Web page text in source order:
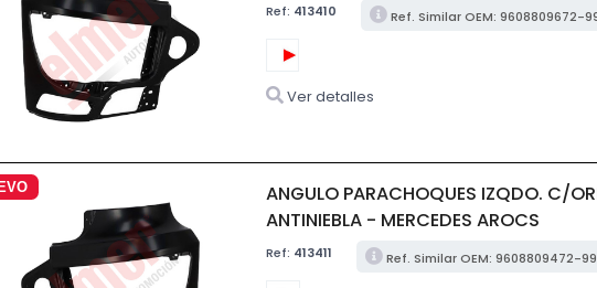
Ref: 413410 Ref. Similar OEM: 9608809672-
Ver detalles
ANGULO PARACHOQUES IZQDO. C/
ANTINIEBLA - MERCEDES AROCS
Ref: 413411 Ref. Similar OEM: 9608809472-